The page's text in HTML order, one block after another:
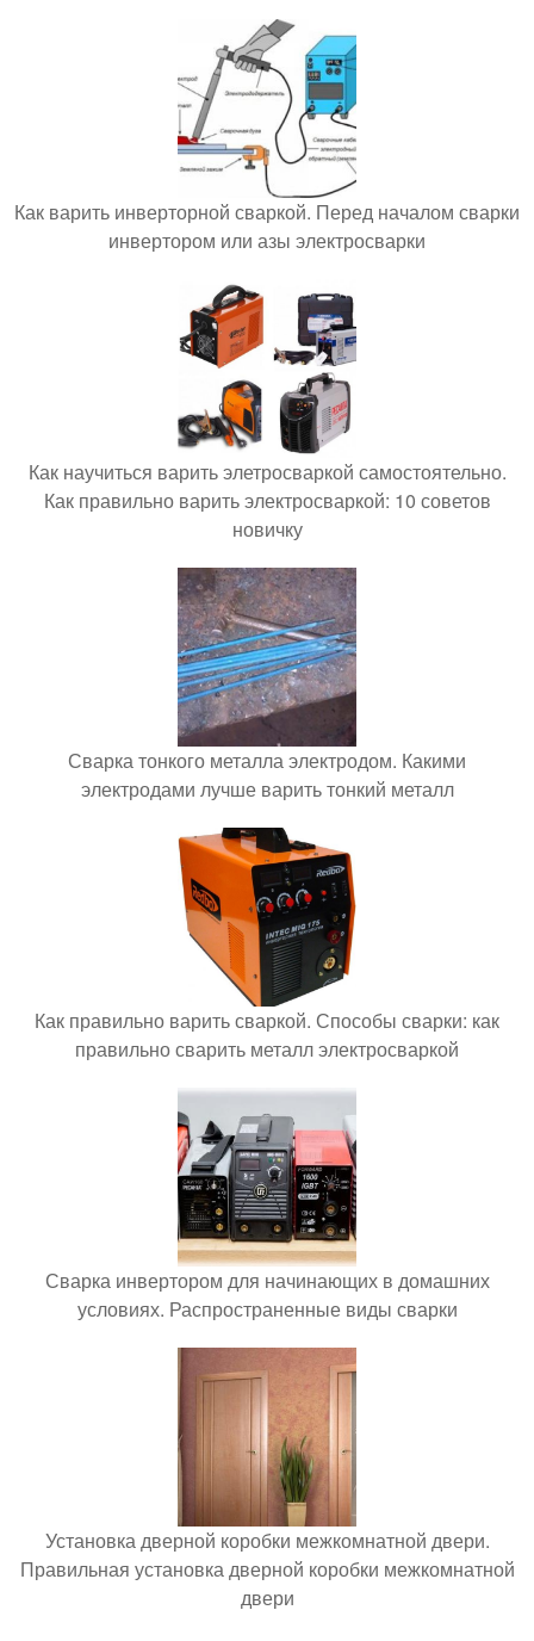
Как варить инверторной сваркой. Перед началом сварки
инвертором или азы электросварки
Как научиться варить элетросваркой самостоятельно.
Как правильно варить электросваркой: 10 советов
новичку
Сварка тонкого металла электродом. Какими
электродами лучше варить тонкий металл
Как правильно варить сваркой. Способы сварки: как
правильно сварить металл электросваркой
Сварка инвертором для начинающих в домашних
условиях. Распространенные виды сварки
Установка дверной коробки межкомнатной двери.
Правильная установка дверной коробки межкомнатной
двери